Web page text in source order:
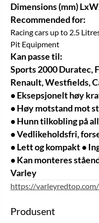
Dimensions(mm)
Recommended for:
Racing cars up to 2.5
Pit Equipment
Kan passe til:
Sports 2000 Duratec,
Renault, Westfields,
• Eksepsjonelt høy
• Høy motstand mot
• Hunn tilkobling på
• Vedlikeholdsfri,
• Lett og kompakt •
• Kan monteres
Varley
https://
Produsent